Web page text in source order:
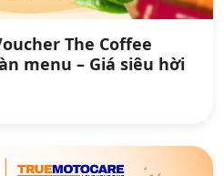
The Coffee
menu – Giá siêu hời